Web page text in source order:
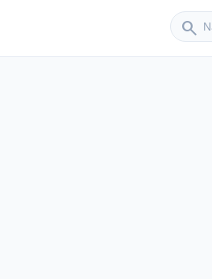
search
Sender